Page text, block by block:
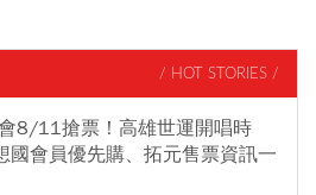
/ HOT STORIES /
8/11搶票！高雄世運開唱時
國會員優先購、拓元售票資訊一